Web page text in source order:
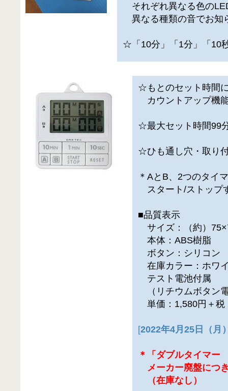
それぞれ異なる色の
異なる種類の音でお知
☆「10分」「1分」「10
☆もとのセット時間
カウントアップ機
☆最大セット時間99
☆ひも通し穴・取り
＊AとB、2つのタイ
スタート/ストップ
■品質表示
サイズ：（約）
本体：ABS樹脂
ボタン：シリコン
在庫カラー：ホワ
テスト電池付属
（リチウムボタン
単価：1,580円＋税
[2022年4月25日（月
＊「ダブルタイマ
メーカー廃盤につ
（在庫なし）